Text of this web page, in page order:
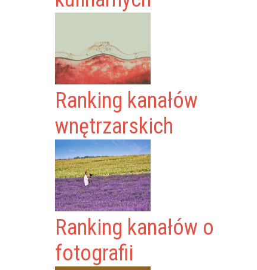
Ranking kanałów
wnętrzarskich
Ranking kanałów o
fotografii